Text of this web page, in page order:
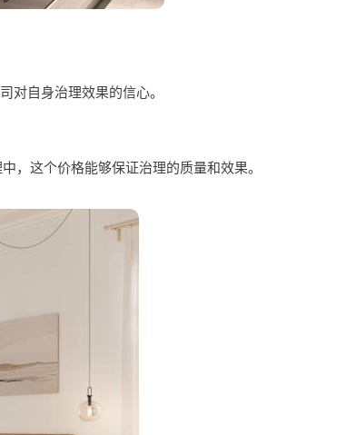
对自身治理效果的信心。
，这个价格能够保证治理的质量和效果。